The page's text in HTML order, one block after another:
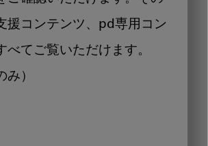
援コンテンツ、pd専用コン
べてご覧いただけます。
み）